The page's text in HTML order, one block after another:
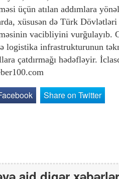
üçün atılan addımlara
xüsusən də Türk Dövlətləri
vacibliyini vurğulayıb.
logistika infrastrukturunun
çatdırmağı hədəfləyir.
Share on Twitter